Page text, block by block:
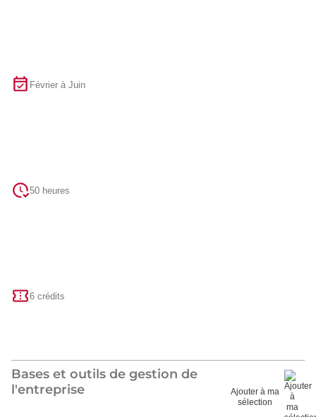
Février à Juin
50 heures
6 crédits
Bases et outils de gestion de
l'entreprise
Ajouter à ma
sélection